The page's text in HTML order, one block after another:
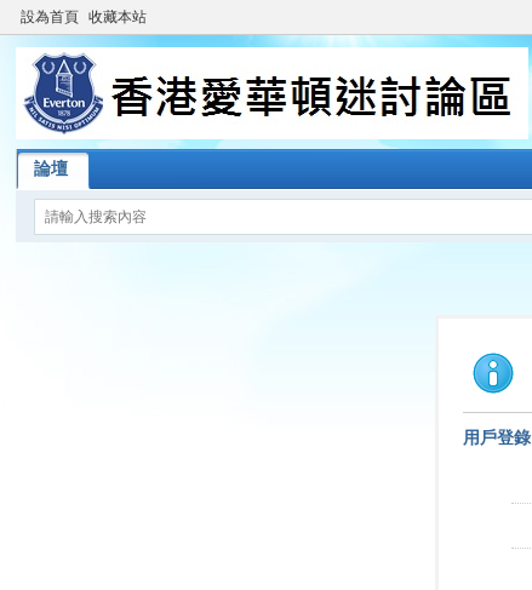
設為首頁 收藏本站
論壇
用戶登錄